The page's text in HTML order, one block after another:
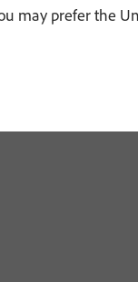
may prefer the